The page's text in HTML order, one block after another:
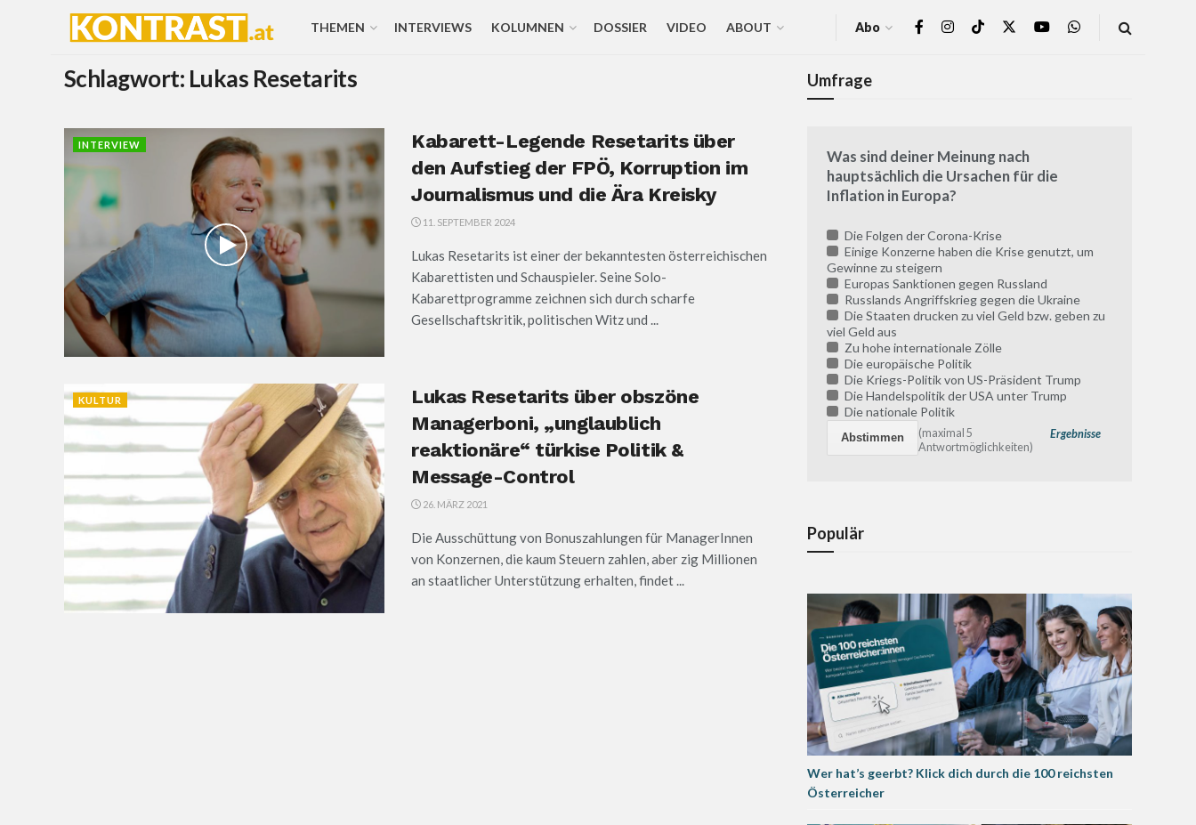
THEMEN INTERVIEWS KOLUMNEN DOSSIER VIDEO ABOUT Abo
Schlagwort: Lukas Resetarits
INTERVIEW
Kabarett-Legende Resetarits über
den Aufstieg der FPÖ, Korruption im
Journalismus und die Ära Kreisky
11. SEPTEMBER 2024
Lukas Resetarits ist einer der bekanntesten österreichischen
Kabarettisten und Schauspieler. Seine Solo-
Kabarettprogramme zeichnen sich durch scharfe
Gesellschaftskritik, politischen Witz und ...
KULTUR
Lukas Resetarits über obszöne
Managerboni, „unglaublich
reaktionäre“ türkise Politik &
Message-Control
26. MÄRZ 2021
Die Ausschüttung von Bonuszahlungen für ManagerInnen
von Konzernen, die kaum Steuern zahlen, aber zig Millionen
an staatlicher Unterstützung erhalten, findet ...
Umfrage
Was sind deiner Meinung nach
hauptsächlich die Ursachen für die
Inflation in Europa?
Die Folgen der Corona-Krise
Einige Konzerne haben die Krise genutzt, um
Gewinne zu steigern
Europas Sanktionen gegen Russland
Russlands Angriffskrieg gegen die Ukraine
Die Staaten drucken zu viel Geld bzw. geben zu
viel Geld aus
Zu hohe internationale Zölle
Die europäische Politik
Die Kriegs-Politik von US-Präsident Trump
Die Handelspolitik der USA unter Trump
Die nationale Politik
Ergebnisse
(maximal 5
Antwortmöglichkeiten)
Populär
Wer hat’s geerbt? Klick dich durch die 100 reichsten
Österreicher